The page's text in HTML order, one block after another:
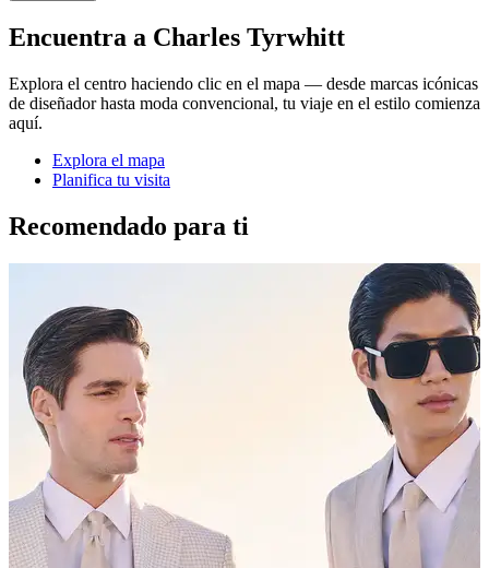
Encuentra a Charles Tyrwhitt
Explora el centro haciendo clic en el mapa — desde marcas icónicas
de diseñador hasta moda convencional, tu viaje en el estilo comienza
aquí.
Explora el mapa
Planifica tu visita
Recomendado para ti